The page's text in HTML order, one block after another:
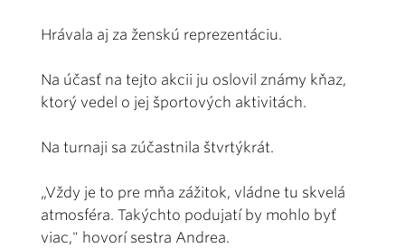
Hrávala aj za ženskú reprezentáciu.
Na účasť na tejto akcii ju oslovil známy kňaz,
ktorý vedel o jej športových aktivitách.
Na turnaji sa zúčastnila štvrtýkrát.
„Vždy je to pre mňa zážitok, vládne tu skvelá
atmosféra. Takýchto podujatí by mohlo byť
viac," hovorí sestra Andrea.